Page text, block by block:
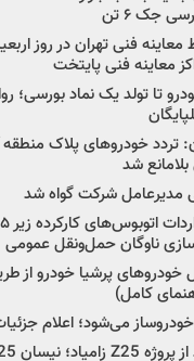
جک ۶ تن
۱۱ خط معاینه فنی تهران در روز
معاینه فنی پایتخت
تا تولد یک نماد بورسی؛
شد
مدیرعامل شرکت گواه شد
ناوگان حمل‌ونقل عمومی
خودروهای پرشیا خودرو از
کامل)
می‌شود؛ اعلام